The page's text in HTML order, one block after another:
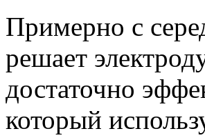
Примерно с
решает
достаточно
который